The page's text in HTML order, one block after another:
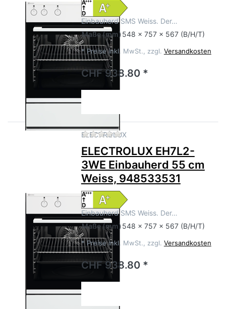
Einbauherd SMS Weiss. Der…
Maße(mm) 548 x 757 x 567 (B/H/T)
* Preise inkl. MwSt., zzgl. Versandkosten
CHF 938.80 *
ELECTROLUXZu diesem Produkt liegen
ELECTROLUX EH7L2-
3WE Einbauherd 55 cm
Weiss, 948533531
Einbauherd SMS Weiss. Der…
Maße(mm) 548 x 757 x 567 (B/H/T)
* Preise inkl. MwSt., zzgl. Versandkosten
CHF 938.80 *